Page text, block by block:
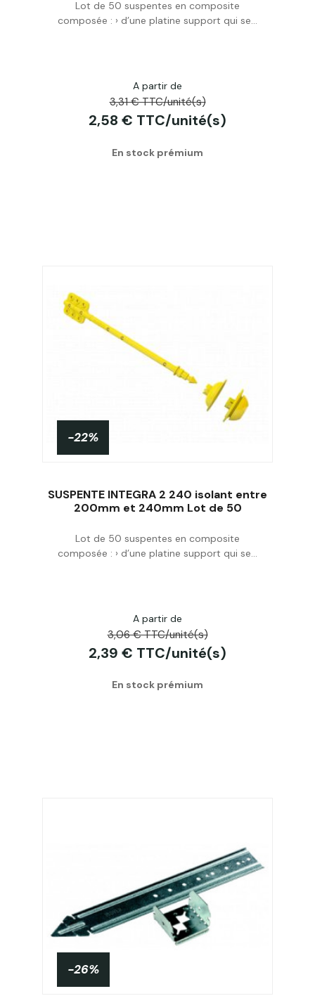
Acheter
Lot de 50 suspentes en composite
composée : › d’une platine support qui se...
A partir de
3,31 € TTC/unité(s)
2,58 € TTC/unité(s)
En stock prémium
Acheter
-22%
SUSPENTE INTEGRA 2 240 isolant entre
200mm et 240mm Lot de 50
Lot de 50 suspentes en composite
composée : › d’une platine support qui se...
A partir de
3,06 € TTC/unité(s)
2,39 € TTC/unité(s)
En stock prémium
-26%